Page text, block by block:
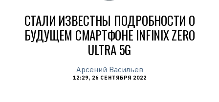
СТАЛИ ИЗВЕСТНЫ ПОДРОБНОСТИ О
БУДУЩЕМ СМАРТФОНЕ INFINIX ZERO
ULTRA 5G
Арсений Васильев
12:29, 26 СЕНТЯБРЯ 2022